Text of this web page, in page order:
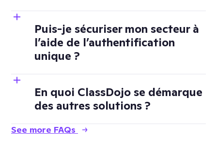
Puis-je sécuriser mon secteur à
l’aide de l’authentification
unique ?
En quoi ClassDojo se démarque
des autres solutions ?
See more FAQs